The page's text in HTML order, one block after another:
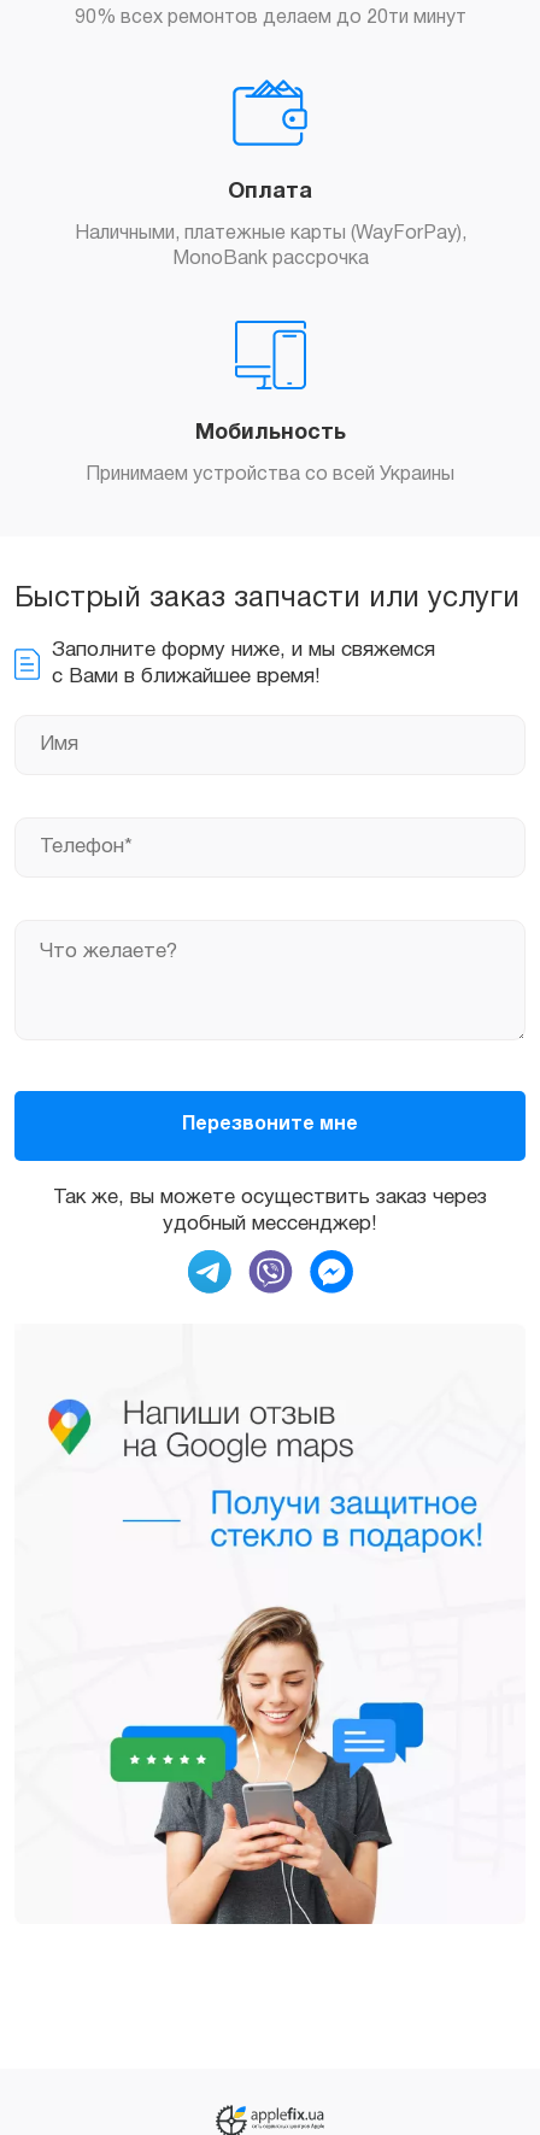
90% всех ремонтов делаем до 20ти минут
Оплата
Наличными, платежные карты (WayForPay),
MonoBank рассрочка
Мобильность
Принимаем устройства со всей Украины
Быстрый заказ запчасти или услуги
Заполните форму ниже, и мы свяжемся
с Вами в ближайшее время!
Так же, вы можете осуществить заказ через
удобный мессенджер!